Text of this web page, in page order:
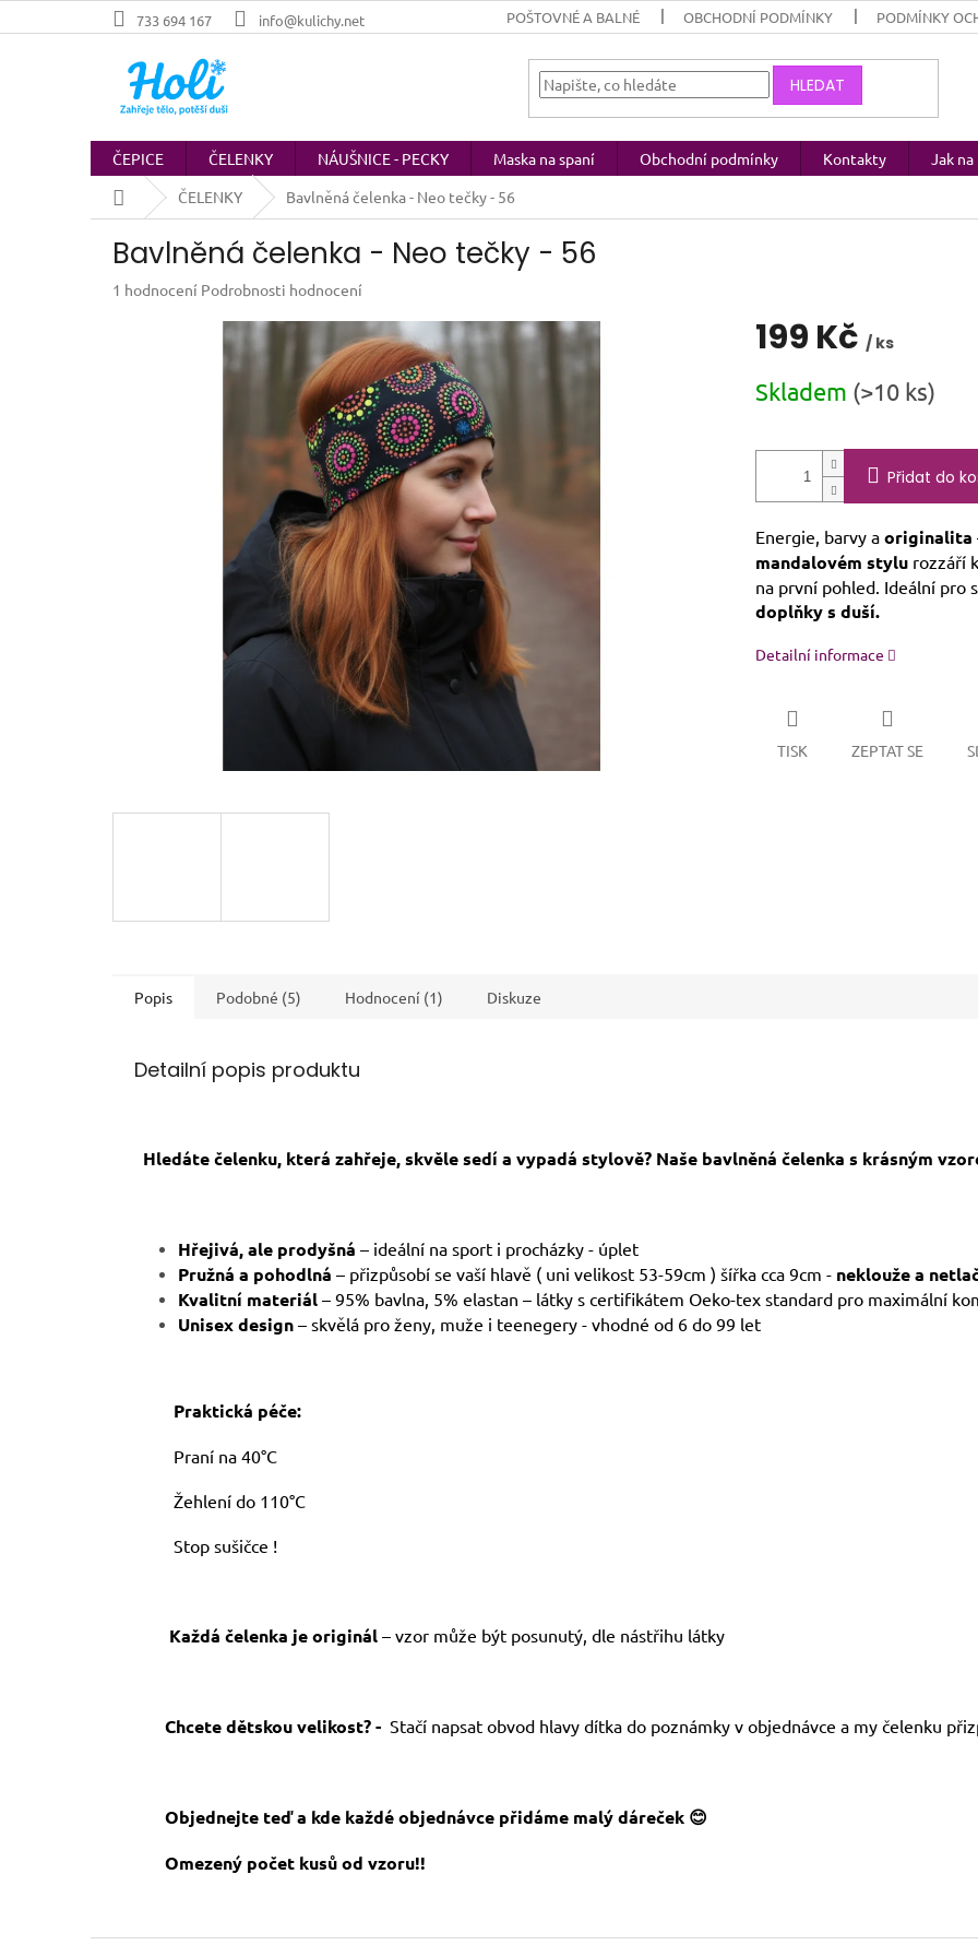
na
733 694 167 info@kulichy.net POŠTOVNÉ A BALNÉ OBCHODNÍ PODMÍNKY PODMÍNKY
HLEDAT
ČEPICE ČELENKY NÁUŠNICE - PECKY Maska na spaní Obchodní podmínky Kontakty Jak na
Domů
ČELENKY Bavlněná čelenka - Neo tečky - 56
Bavlněná čelenka - Neo tečky - 56
Průměrné
1 hodnocení Podrobnosti hodnocení
199 Kč / ks
cena:
Skladem (>10 ks)
Přidat do
Energie, barvy a originalita
mandalovém stylu rozzáří
na první pohled. Ideální pro
doplňky s duší.
Detailní informace
TISK ZEPTAT SE
Popis Podobné (5) Hodnocení (1) Diskuze
Detailní popis produktu
Hledáte čelenku, která zahřeje, skvěle sedí a vypadá stylově? Naše bavlněná čelenka s krásným
Hřejivá, ale prodyšná – ideální na sport i procházky - úplet
Pružná a pohodlná – přizpůsobí se vaší hlavě ( uni velikost 53-59cm ) šířka cca 9cm - neklouže a
Kvalitní materiál – 95% bavlna, 5% elastan – látky s certifikátem Oeko-tex standard pro maximální
Unisex design – skvělá pro ženy, muže i teenegery - vhodné od 6 do 99 let
Praktická péče:
Praní na 40°C
Žehlení do 110°C
Stop sušičce !
Každá čelenka je originál – vzor může být posunutý, dle nástřihu látky
Chcete dětskou velikost? - Stačí napsat obvod hlavy dítka do poznámky v objednávce a my čelenku
Objednejte teď a kde každé objednávce přidáme malý dáreček 😊
Omezený počet kusů od vzoru!!